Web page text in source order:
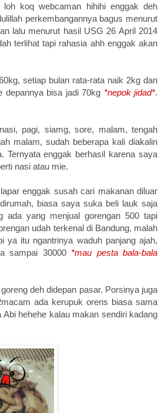
koq webcaman hihihi enggak deh
perkembangannya bagus menurut
lalu menurut hasil USG 26 April 2014
terlihat tapi rahasia ahh enggak akan
setiap bulan rata-rata naik 2kg dan
depannya bisa jadi 70kg *nepok jidad*.
pagi, siamg, sore, malam, tengah
malam, sudah beberapa kali diakalin
Ternyata enggak berhasil karena saya
nasi atau mie.
enggak susah cari makanan diluar
biasa saya suka beli lauk saja
yang menjual gorengan 500 tapi
udah terkenal di Bandung, malah
ya itu ngantrinya waduh panjang ajah,
sampai 30000 *mau pesta bala-bala
deh didepan pasar. Porsinya juga
ada kerupuk orens biasa sama
hehehe kalau makan sendiri kadang